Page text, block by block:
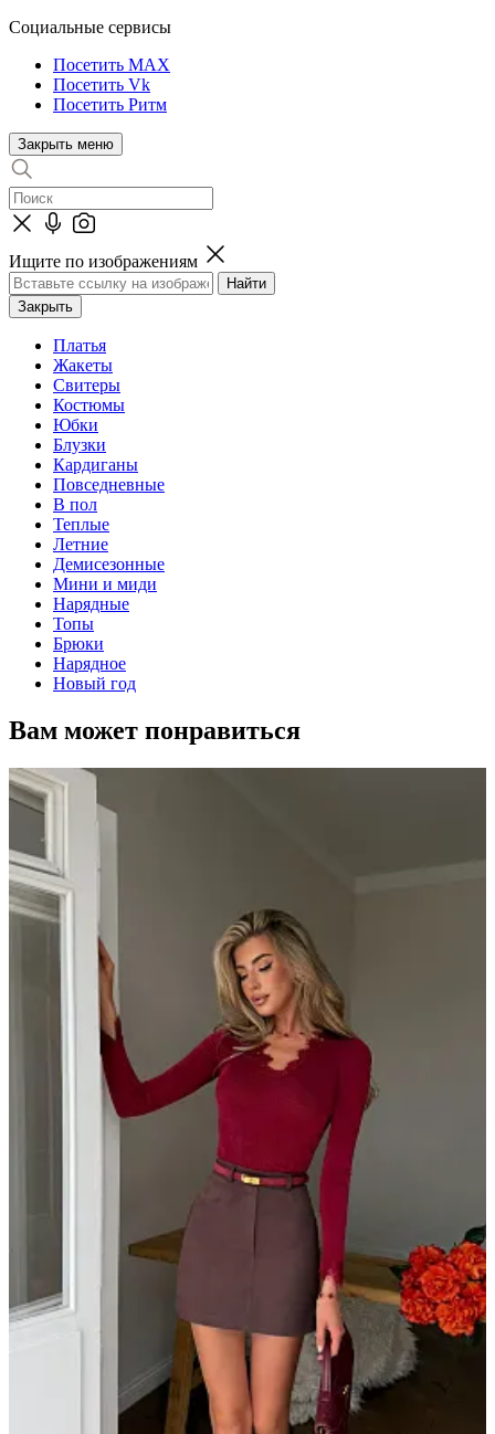
Социальные сервисы
Посетить MAX
Посетить Vk
Посетить Ритм
Закрыть меню
Ищите по изображениям
Закрыть
Платья
Жакеты
Свитеры
Костюмы
Юбки
Блузки
Кардиганы
Повседневные
В пол
Теплые
Летние
Демисезонные
Мини и миди
Нарядные
Топы
Брюки
Нарядное
Новый год
Вам может понравиться